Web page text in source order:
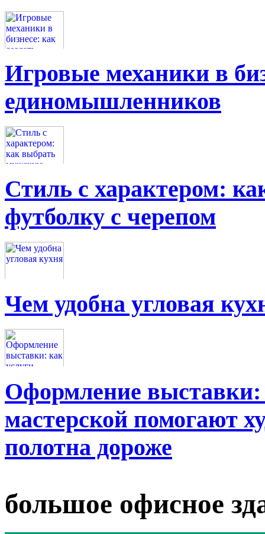
Игровые механики в
единомышленников
Стиль с характером:
футболку с черепом
Чем удобна угловая
Оформление выставки:
мастерской помогают
полотна дороже
большое офисное